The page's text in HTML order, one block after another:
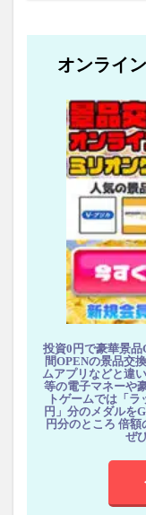
オンライ
投資0円で豪華景
間OPENの景品交
ムアプリなどと違
等の電子マネーや
トゲームでは「
円」分のメダルを
円分のところ 倍
ぜ